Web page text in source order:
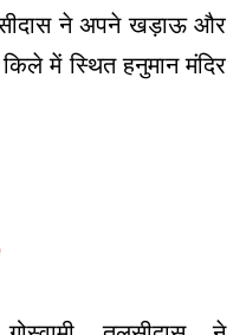
ने अपने खड़ाऊ और
में स्थित हनुमान मंदिर